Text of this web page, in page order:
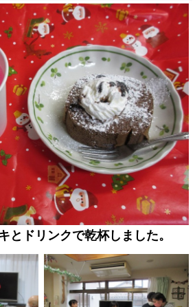
とドリンクで乾杯しました。